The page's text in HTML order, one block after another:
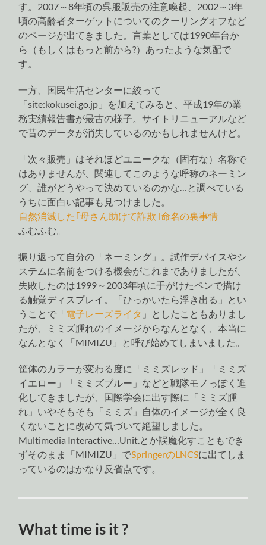
す。2007～8年頃の呉服販売の注意喚起、2002～3年
頃の高齢者ターゲットについてのクーリングオフなど
のページが出てきました。言葉としては1990年台か
ら（もしくはもっと前から?）あったような気配で
す。
一方、国民生活センターに絞って
「site:kokusei.go.jp」を加えてみると、平成19年の業
務実績報告書が最古の様子。サイトリニューアルなど
で昔のデータが消失しているのかもしれませんけど。
「次々販売」はそれほどユニークな（固有な）名称で
はありませんが、関連してこのような呼称のネーミン
グ、誰がどうやって決めているのかな…と調べている
うちに面白い記事も見つけました。
自然消滅した｢母さん助けて詐欺｣命名の裏事情
ふむふむ。
振り返って自分の「ネーミング」。試作デバイスやシ
ステムに名前をつける機会がこれまでありましたが、
失敗したのは1999～2003年頃に手がけたペンで描け
る触覚ディスプレイ。「ひっかいたら浮き出る」とい
うことで「電子レーズライタ 」としたこともありまし
たが、ミミズ腫れのイメージからなんとなく、本当に
なんとなく「MIMIZU」と呼び始めてしまいました。
筐体のカラーが変わる度に「ミミズレッド」「ミミズ
イエロー」「ミミズブルー」などと戦隊モノっぽく進
化してきましたが、国際学会に出す際に「ミミズ腫
れ」いやそもそも「ミミズ」自体のイメージが全く良
くないことに改めて気づいて絶望しました。
Multimedia Interactive…Unit.とか誤魔化すこともでき
ずそのまま「MIMIZU」でSpringerのLNCSに出てしま
っているのはかなり反省点です。
What time is it ?